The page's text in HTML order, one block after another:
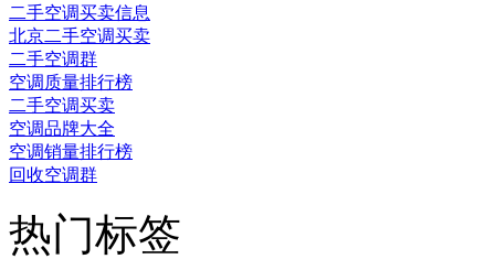
二手空调买卖信息
北京二手空调买卖
二手空调群
空调质量排行榜
二手空调买卖
空调品牌大全
空调销量排行榜
回收空调群
热门标签